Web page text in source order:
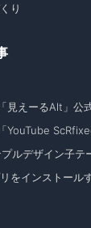
り
見えーるAlt」公
YouTube
ルデザイン子テ
をインストール